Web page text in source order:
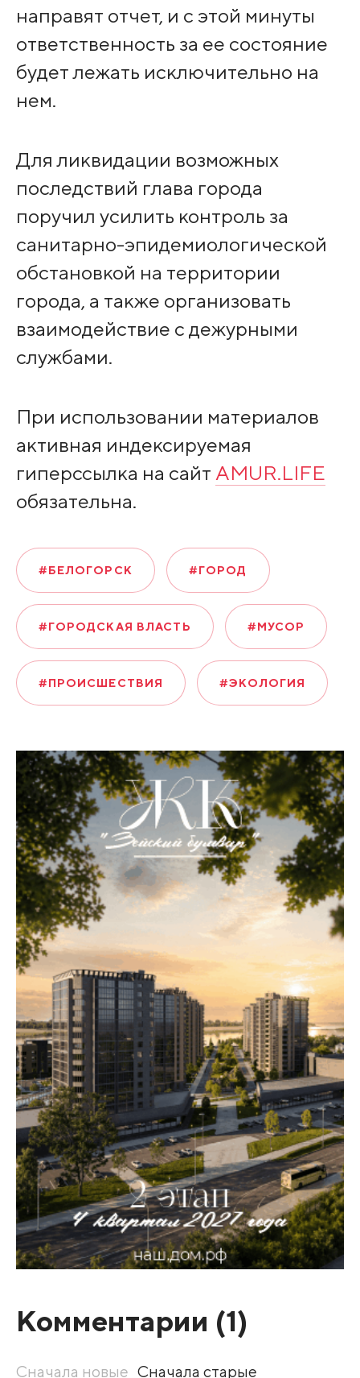
направят отчет, и с этой минуты
ответственность за ее состояние
будет лежать исключительно на
нем.
Для ликвидации возможных
последствий глава города
поручил усилить контроль за
санитарно-эпидемиологической
обстановкой на территории
города, а также организовать
взаимодействие с дежурными
службами.
При использовании материалов
активная индексируемая
гиперссылка на сайт AMUR.LIFE
обязательна.
#БЕЛОГОРСК #ГОРОД
#ГОРОДСКАЯ ВЛАСТЬ #МУСОР
#ПРОИСШЕСТВИЯ #ЭКОЛОГИЯ
Комментарии (1)
Сначала новые Сначала старые